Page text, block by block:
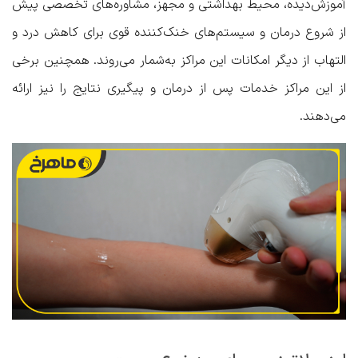
آموزش‌دیده، محیط بهداشتی و مجهز، مشاوره‌های تخصصی پیش
از شروع درمان و سیستم‌های خنک‌کننده قوی برای کاهش درد و
التهاب از دیگر امکانات این مراکز به‌شمار می‌روند. همچنین برخی
از این مراکز خدمات پس از درمان و پیگیری نتایج را نیز ارائه
می‌دهند.